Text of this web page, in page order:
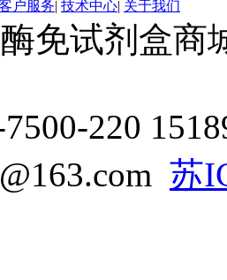
户服务| 技术中心| 关于我们
免试剂盒商
220
苏